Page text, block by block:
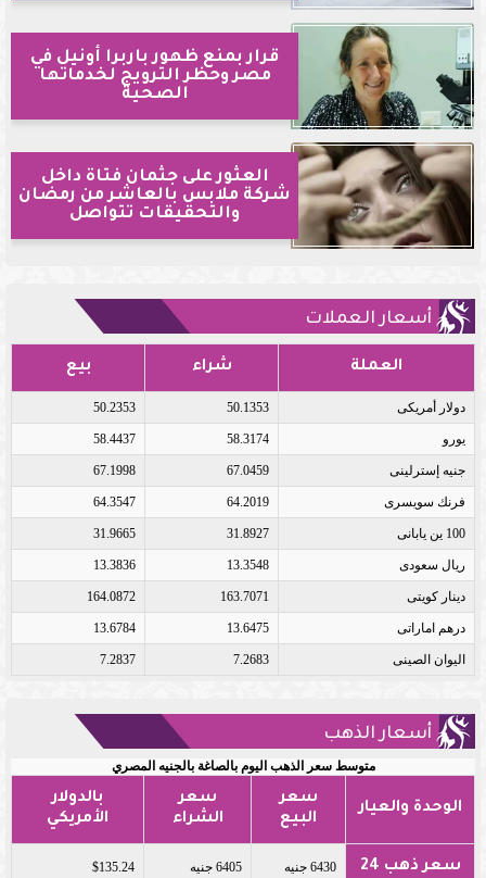
قرار بمنع ظهور باربرا أونيل في
مصر وحظر الترويج لخدماتها
الصحية
العثور على جثمان فتاة داخل
شركة ملابس بالعاشر من رمضان
والتحقيقات تتواصل
أسعار العملات
العملة شراء بيع
دولار أمريكى 50.1353
50.2353
يورو 58.3174
58.4437
جنيه إسترلينى 67.0459
67.1998
فرنك سويسرى 64.2019
64.3547
100 ين يابانى 31.8927
31.9665
ريال سعودى 13.3548
13.3836
دينار كويتى 163.7071
164.0872
درهم اماراتى 13.6475
13.6784
اليوان الصينى 7.2683
7.2837
أسعار الذهب
متوسط سعر الذهب اليوم بالصاغة بالجنيه المصري
الوحدة والعيار
سعر
البيع
سعر
الشراء
بالدولار
الأمريكي
سعر ذهب 24 6430 جنيه 6405 جنيه $135.24